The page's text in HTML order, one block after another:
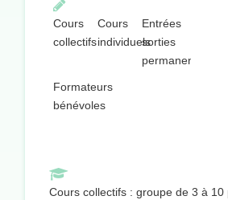
Cours
collectifs
Cours
individuels
Entrées
sorties
permanentes
Formateurs
bénévoles
Cours collectifs : groupe de 3 à 10